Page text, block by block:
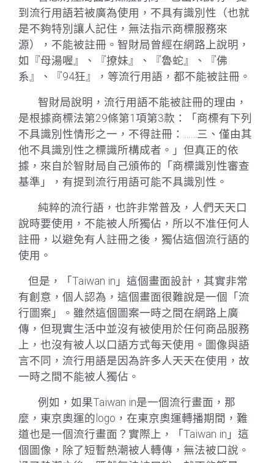
到流行用語若被廣為使用，不具有識別性（也就
是不夠特別讓人記住，無法指示商標服務來
源），不能被註冊。智財局曾經在網路上說明，
如『母湯喔』、『撩妹』、『魯蛇』、『佛
系』、『94狂』，等流行用語，都不能被註冊。
智財局說明，流行用語不能被註冊的理由，
是根據商標法第29條第1項第3款：「商標有下列
不具識別性情形之一，不得註冊：……三、僅由其
他不具識別性之標識所構成者。」但真正的依
據，來自於智財局自己頒佈的「商標識別性審查
基準」，有提到流行用語可能不具識別性。
純粹的流行語，也許非常普及，人們天天口
說時要使用，不能被人所獨佔，所以不准任何人
註冊，以避免有人註冊之後，獨佔這個流行語的
使用。
但是，「Taiwan in」這個畫面設計，其實非常
有創意，個人認為，這個畫面很難說是一個「流
行圖案」。雖然這個圖案一時之間在網路上廣
傳，但現實生活中並沒有被使用於任何商品服務
上，也沒有被人以口語方式每天使用。圖像與語
言不同，流行用語是因為許多人天天在使用，故
一時之間不能被人獨佔。
例如，如果Taiwan in是一個流行畫面，那
麼，東京奧運的logo，在東京奧運轉播期間，難
道也是一個流行畫面？實際上，「Taiwan in」這
個圖像，除了短暫熱潮被人轉傳，無法被口說。